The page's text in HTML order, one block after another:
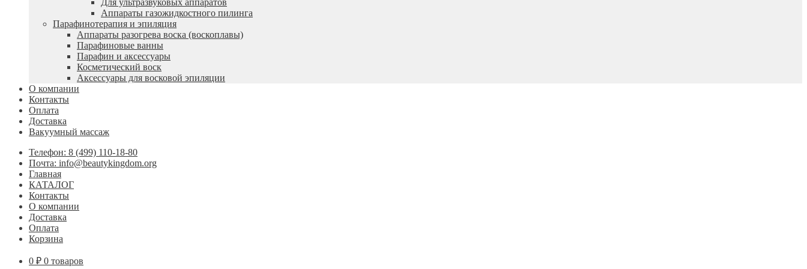
Для ультразвуковых аппаратов
Аппараты газожидкостного пилинга
Парафинотерапия и эпиляция
Аппараты разогрева воска (воскоплавы)
Парафиновые ванны
Парафин и аксессуары
Косметический воск
Аксессуары для восковой эпиляции
О компании
Контакты
Оплата
Доставка
Вакуумный массаж
Телефон: 8 (499) 110-18-80
Почта: info@beautykingdom.org
Главная
КАТАЛОГ
Контакты
О компании
Доставка
Оплата
Корзина
0 ₽ 0 товаров